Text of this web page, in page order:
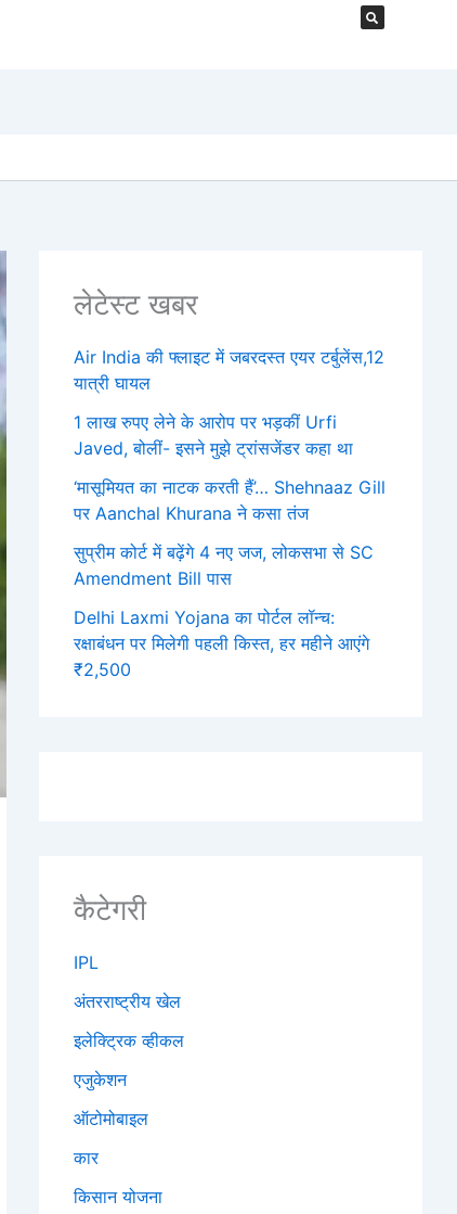
लेटेस्ट खबर
Air India की फ्लाइट में जबरदस्त एयर टर्बुलेंस,12
यात्री घायल
1 लाख रुपए लेने के आरोप पर भड़कीं Urfi
Javed, बोलीं- इसने मुझे ट्रांसजेंडर कहा था
‘मासूमियत का नाटक करती हैं’… Shehnaaz Gill
पर Aanchal Khurana ने कसा तंज
सुप्रीम कोर्ट में बढ़ेंगे 4 नए जज, लोकसभा से SC
Amendment Bill पास
Delhi Laxmi Yojana का पोर्टल लॉन्च:
रक्षाबंधन पर मिलेगी पहली किस्त, हर महीने आएंगे
₹2,500
कैटेगरी
IPL
अंतरराष्ट्रीय खेल
इलेक्ट्रिक व्हीकल
एजुकेशन
ऑटोमोबाइल
कार
किसान योजना